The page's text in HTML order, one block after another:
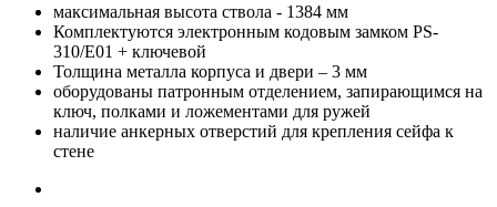
максимальная высота ствола - 1384 мм
Комплектуются электронным кодовым замком PS-
310/E01 + ключевой
Толщина металла корпуса и двери – 3 мм
оборудованы патронным отделением, запирающимся на
ключ, полками и ложементами для ружей
наличие анкерных отверстий для крепления сейфа к
стене